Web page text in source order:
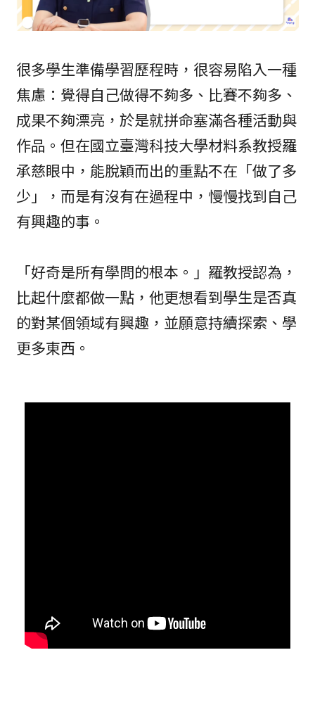
很多學生準備學習歷程時，很容易陷入一種
焦慮：覺得自己做得不夠多、比賽不夠多、
成果不夠漂亮，於是就拼命塞滿各種活動與
作品。但在國立臺灣科技大學材料系教授羅
承慈眼中，能脫穎而出的重點不在「做了多
少」，而是有沒有在過程中，慢慢找到自己
有興趣的事。
「好奇是所有學問的根本。」羅教授認為，
比起什麼都做一點，他更想看到學生是否真
的對某個領域有興趣，並願意持續探索、學
更多東西。